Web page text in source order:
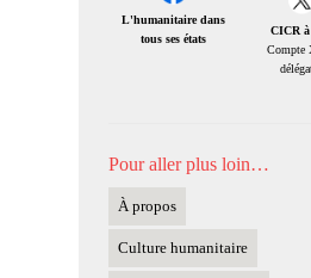
L'humanitaire dans
tous ses états
CICR
Compte
Pour aller plus loin…
À propos
Culture humanitaire